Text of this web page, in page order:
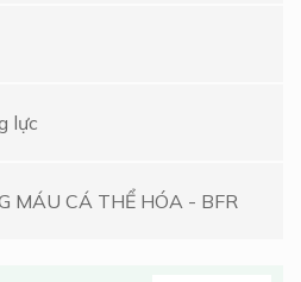
lực
MÁU CÁ THỂ HÓA - BFR